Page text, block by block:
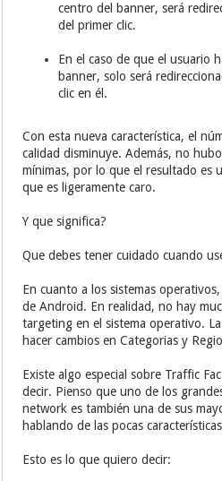
centro del banner, será
del primer clic.
En el caso de que el usuario
banner, solo será
clic en él.
Con esta nueva característica, el
calidad disminuye. Además, no
mínimas, por lo que el resultado es
que es ligeramente caro.
Y que significa?
Que debes tener cuidado cuando
En cuanto a los sistemas
de Android. En realidad, no hay
targeting en el sistema operativo.
hacer cambios en Categorias y
Existe algo especial sobre Traffic
decir. Pienso que uno de los
network es también una de sus
hablando de las pocas
Esto es lo que quiero decir: